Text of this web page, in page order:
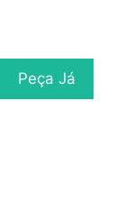
Peça Já